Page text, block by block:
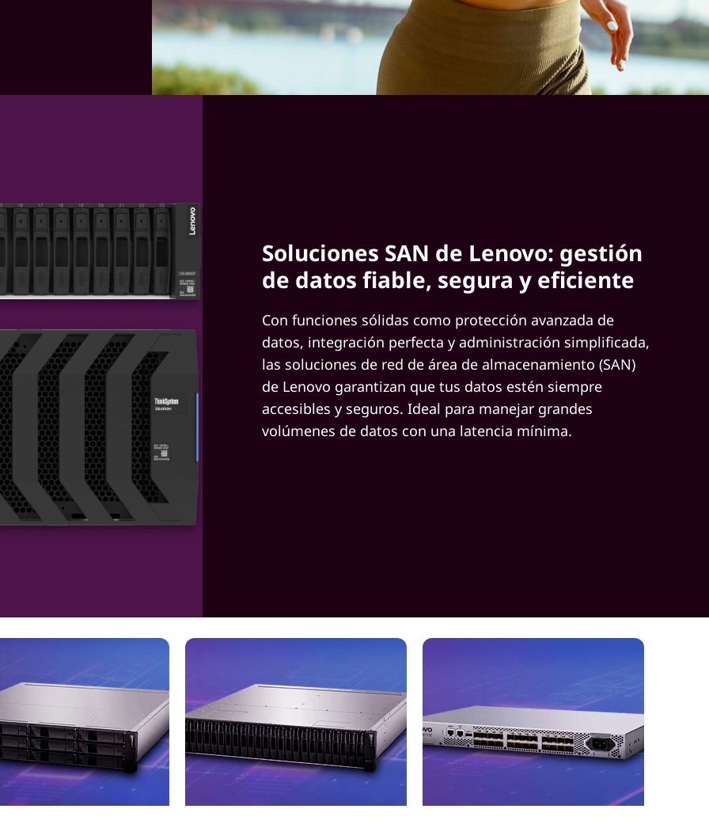
Soluciones SAN de Lenovo: gestión
de datos fiable, segura y eficiente
Con funciones sólidas como protección avanzada de
datos, integración perfecta y administración simplificada,
las soluciones de red de área de almacenamiento (SAN)
de Lenovo garantizan que tus datos estén siempre
accesibles y seguros. Ideal para manejar grandes
volúmenes de datos con una latencia mínima.